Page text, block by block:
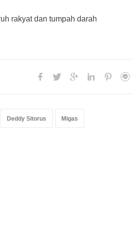
rakyat dan tumpah darah
Deddy Sitorus Migas